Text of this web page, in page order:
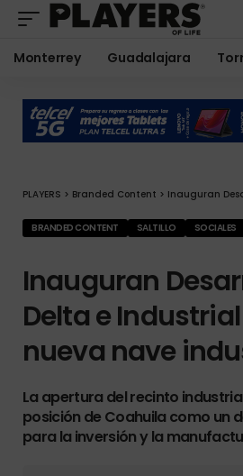
Monterrey Guadalajara
PLAYERS > Branded Content > Inauguran Desarrollos
BRANDED CONTENT SALTILLO SOCIALES
Inauguran
Delta e
nueva nave
La apertura del recinto
posición de Coahuila como un
para la inversión y la